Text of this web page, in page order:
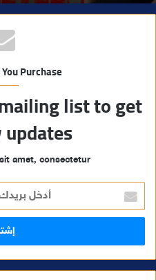
Purchase
list to get
amet, consectetur.
خ
ل
ر